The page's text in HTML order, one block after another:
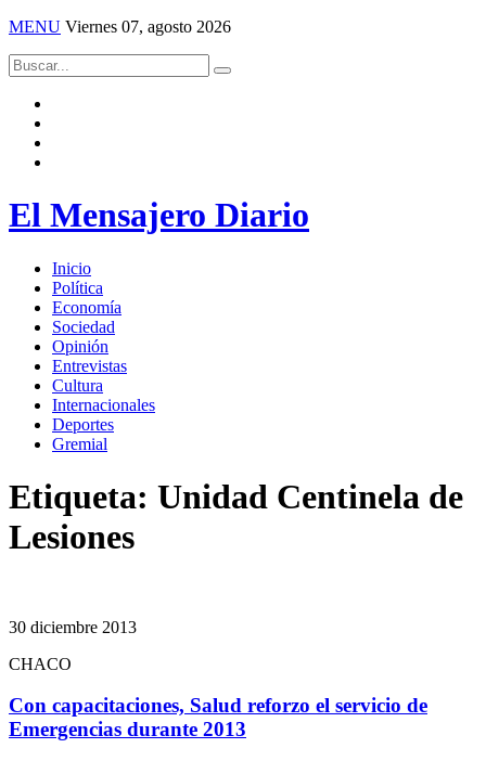
MENU Viernes 07, agosto 2026
El Mensajero Diario
Inicio
Política
Economía
Sociedad
Opinión
Entrevistas
Cultura
Internacionales
Deportes
Gremial
Etiqueta: Unidad Centinela de
Lesiones
30 diciembre 2013
CHACO
Con capacitaciones, Salud reforzo el servicio de
Emergencias durante 2013